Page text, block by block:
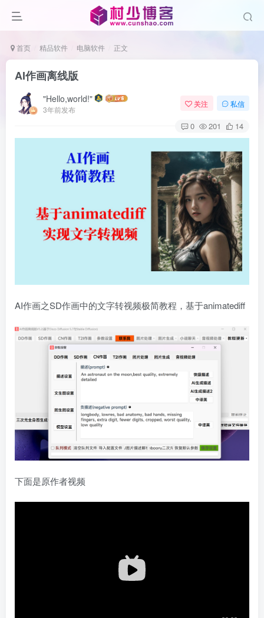
首页 精品软件 电脑软件 正文
AI作画离线版
"Hello,world!"
3年前发布
关注 私信
0 201 14
AI作画之SD作画中的文字转视频极简教程，基于animatediff
下面是原作者视频